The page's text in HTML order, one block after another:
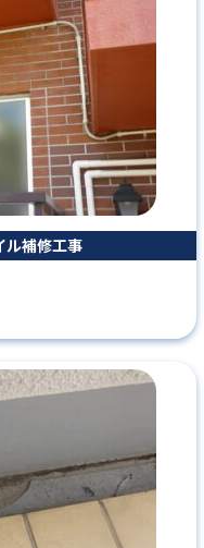
ル補修工事